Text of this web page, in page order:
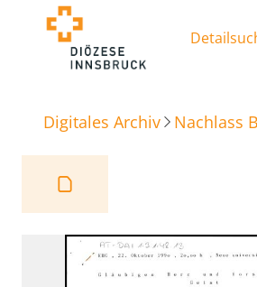
Digitales Archiv Nachlass